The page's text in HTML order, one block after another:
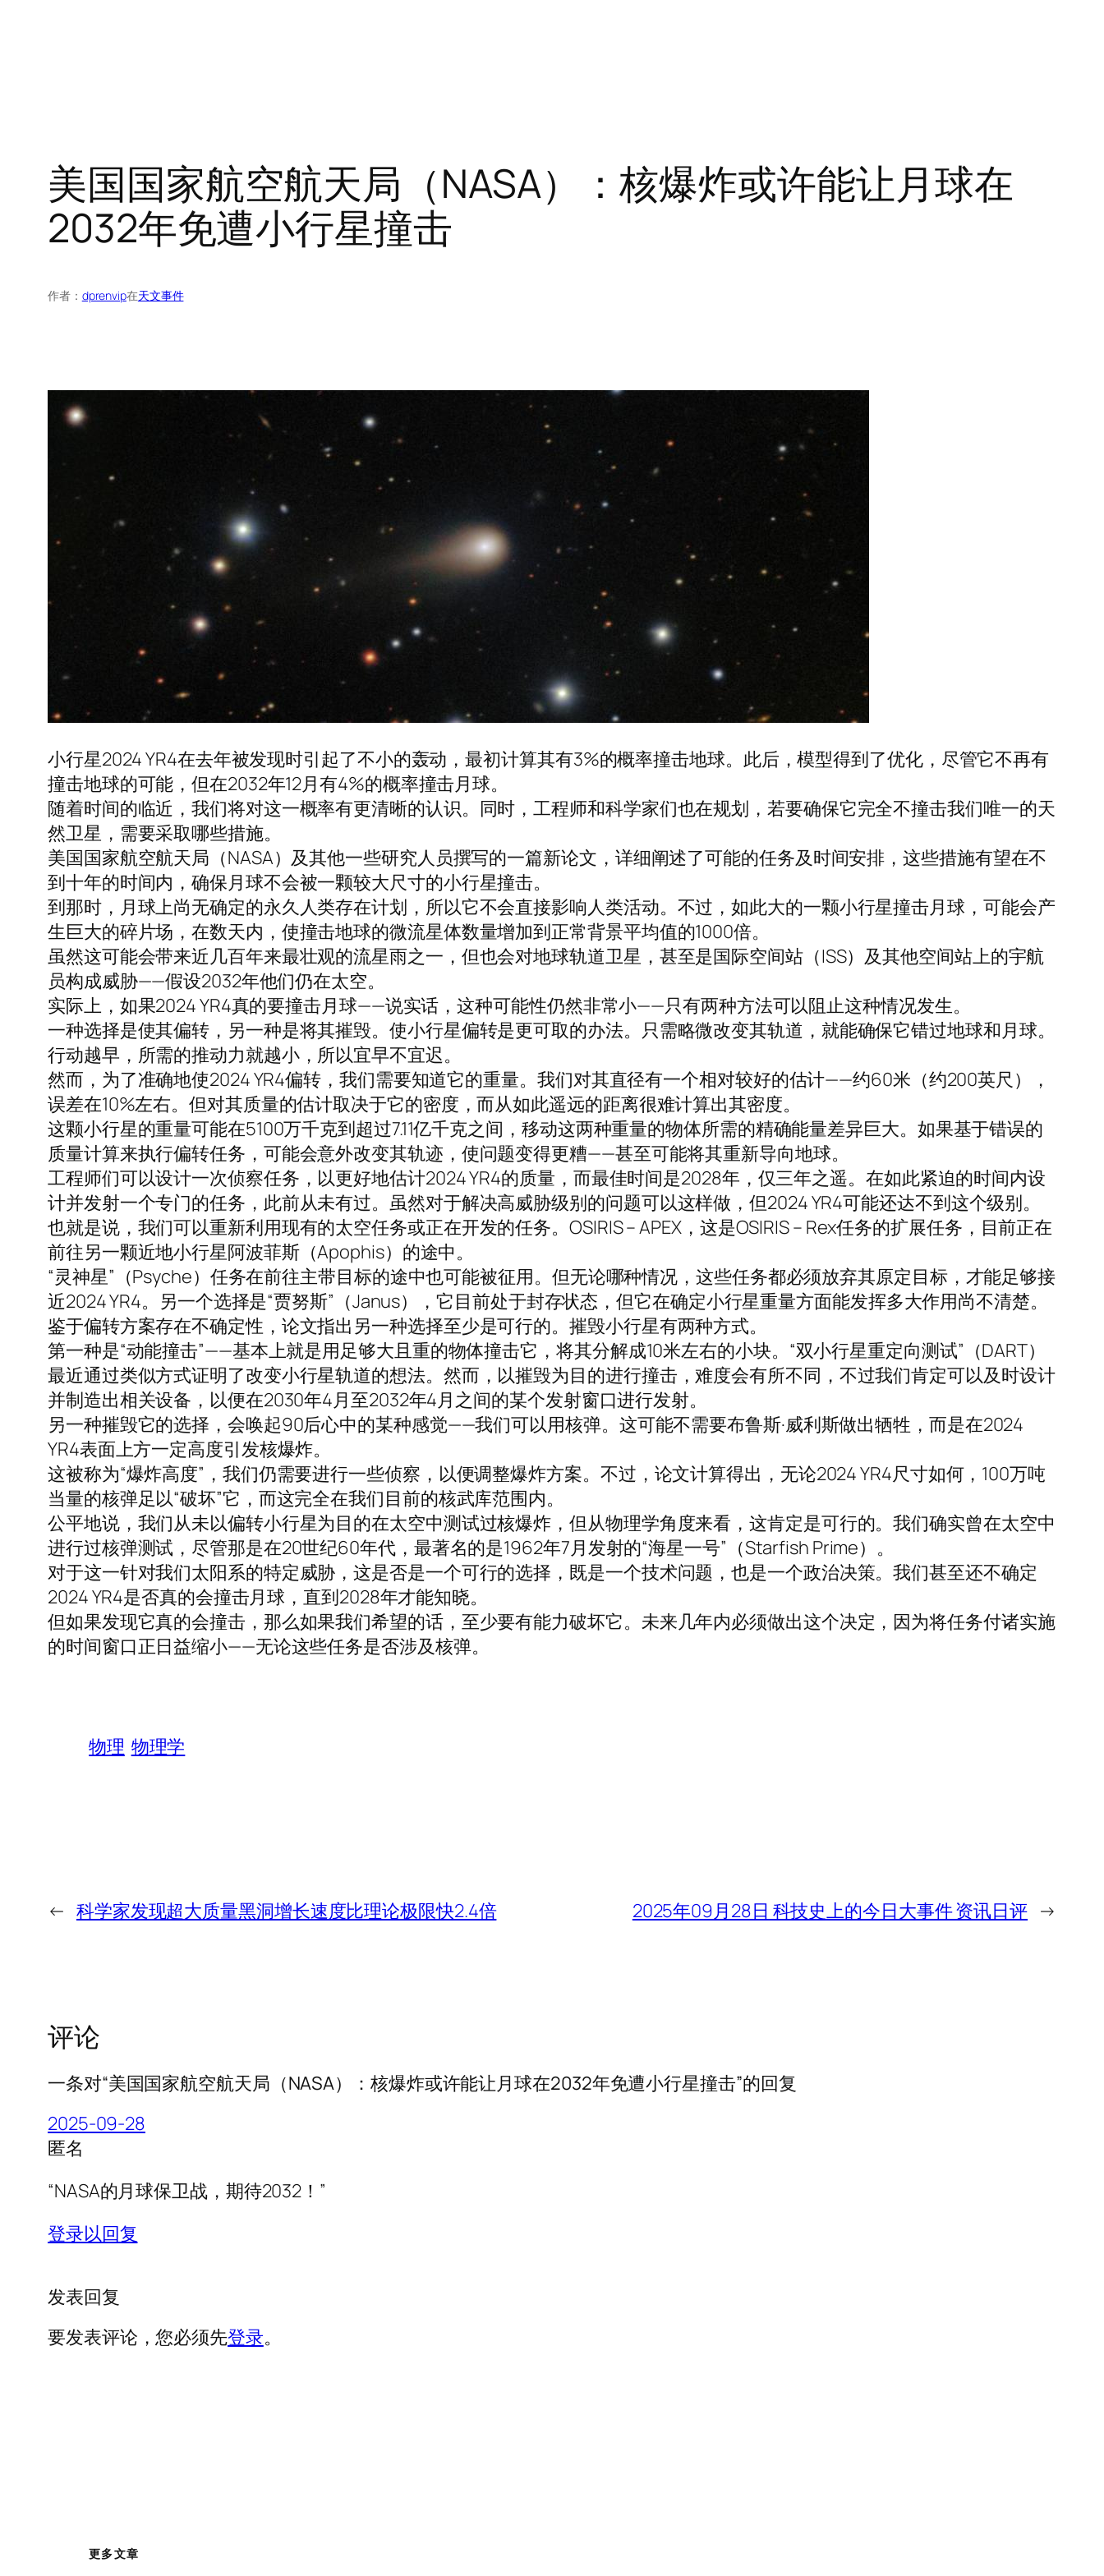
美国国家航空航天局（NASA）：核爆炸或许能让月球在
2032年免遭小行星撞击
作者： dprenvip在天文事件
小行星2024 YR4在去年被发现时引起了不小的轰动，最初计算其有3%的概率撞击地球。此后，模型得到了优化，尽管它不再有
撞击地球的可能，但在2032年12月有4%的概率撞击月球。
随着时间的临近，我们将对这一概率有更清晰的认识。同时，工程师和科学家们也在规划，若要确保它完全不撞击我们唯一的天
然卫星，需要采取哪些措施。
美国国家航空航天局（NASA）及其他一些研究人员撰写的一篇新论文，详细阐述了可能的任务及时间安排，这些措施有望在不
到十年的时间内，确保月球不会被一颗较大尺寸的小行星撞击。
到那时，月球上尚无确定的永久人类存在计划，所以它不会直接影响人类活动。不过，如此大的一颗小行星撞击月球，可能会产
生巨大的碎片场，在数天内，使撞击地球的微流星体数量增加到正常背景平均值的1000倍。
虽然这可能会带来近几百年来最壮观的流星雨之一，但也会对地球轨道卫星，甚至是国际空间站（ISS）及其他空间站上的宇航
员构成威胁——假设2032年他们仍在太空。
实际上，如果2024 YR4真的要撞击月球——说实话，这种可能性仍然非常小——只有两种方法可以阻止这种情况发生。
一种选择是使其偏转，另一种是将其摧毁。使小行星偏转是更可取的办法。只需略微改变其轨道，就能确保它错过地球和月球。
行动越早，所需的推动力就越小，所以宜早不宜迟。
然而，为了准确地使2024 YR4偏转，我们需要知道它的重量。我们对其直径有一个相对较好的估计——约60米（约200英尺），
误差在10%左右。但对其质量的估计取决于它的密度，而从如此遥远的距离很难计算出其密度。
这颗小行星的重量可能在5100万千克到超过7.11亿千克之间，移动这两种重量的物体所需的精确能量差异巨大。如果基于错误的
质量计算来执行偏转任务，可能会意外改变其轨迹，使问题变得更糟——甚至可能将其重新导向地球。
工程师们可以设计一次侦察任务，以更好地估计2024 YR4的质量，而最佳时间是2028年，仅三年之遥。在如此紧迫的时间内设
计并发射一个专门的任务，此前从未有过。虽然对于解决高威胁级别的问题可以这样做，但2024 YR4可能还达不到这个级别。
也就是说，我们可以重新利用现有的太空任务或正在开发的任务。OSIRIS – APEX，这是OSIRIS – Rex任务的扩展任务，目前正在
前往另一颗近地小行星阿波菲斯（Apophis）的途中。
“灵神星”（Psyche）任务在前往主带目标的途中也可能被征用。但无论哪种情况，这些任务都必须放弃其原定目标，才能足够接
近2024 YR4。另一个选择是“贾努斯”（Janus），它目前处于封存状态，但它在确定小行星重量方面能发挥多大作用尚不清楚。
鉴于偏转方案存在不确定性，论文指出另一种选择至少是可行的。摧毁小行星有两种方式。
第一种是“动能撞击”——基本上就是用足够大且重的物体撞击它，将其分解成10米左右的小块。“双小行星重定向测试”（DART）
最近通过类似方式证明了改变小行星轨道的想法。然而，以摧毁为目的进行撞击，难度会有所不同，不过我们肯定可以及时设计
并制造出相关设备，以便在2030年4月至2032年4月之间的某个发射窗口进行发射。
另一种摧毁它的选择，会唤起90后心中的某种感觉——我们可以用核弹。这可能不需要布鲁斯·威利斯做出牺牲，而是在2024
YR4表面上方一定高度引发核爆炸。
这被称为“爆炸高度”，我们仍需要进行一些侦察，以便调整爆炸方案。不过，论文计算得出，无论2024 YR4尺寸如何，100万吨
当量的核弹足以“破坏”它，而这完全在我们目前的核武库范围内。
公平地说，我们从未以偏转小行星为目的在太空中测试过核爆炸，但从物理学角度来看，这肯定是可行的。我们确实曾在太空中
进行过核弹测试，尽管那是在20世纪60年代，最著名的是1962年7月发射的“海星一号”（Starfish Prime）。
对于这一针对我们太阳系的特定威胁，这是否是一个可行的选择，既是一个技术问题，也是一个政治决策。我们甚至还不确定
2024 YR4是否真的会撞击月球，直到2028年才能知晓。
但如果发现它真的会撞击，那么如果我们希望的话，至少要有能力破坏它。未来几年内必须做出这个决定，因为将任务付诸实施
的时间窗口正日益缩小——无论这些任务是否涉及核弹。
物理 物理学
← 科学家发现超大质量黑洞增长速度比理论极限快2.4倍 2025年09月28日 科技史上的今日大事件 资讯日评 →
评论
一条对“美国国家航空航天局（NASA）：核爆炸或许能让月球在2032年免遭小行星撞击”的回复
2025-09-28
匿名
“NASA的月球保卫战，期待2032！”
登录以回复
发表回复
要发表评论，您必须先登录。
更多文章